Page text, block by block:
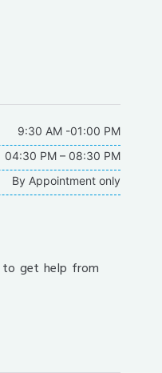
9:30 AM -01:00 PM
04:30 PM – 08:30 PM
By Appointment only
to get help from